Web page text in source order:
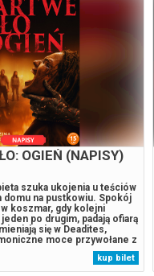
OGIEŃ (NAPISY)
szuka ukojenia u teściów
na pustkowiu. Spokój
koszmar, gdy kolejni
po drugim, padają ofiarą
się w Deadites,
moce przywołane z
Ex-Mortis. W obliczu
odkrywa przerażającą
za życia...
kup bilet